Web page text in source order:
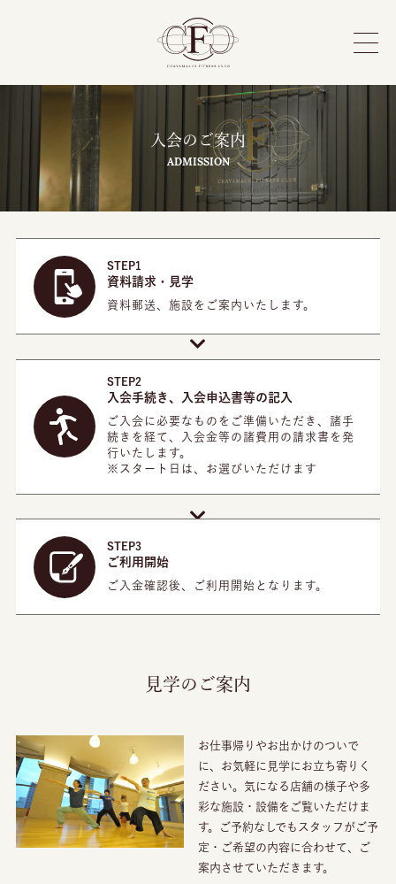
ちゃやまちフィットネスとは
施設紹介
プログラム
入会のご案内
見学予約
入会のご案内
ADMISSION
STEP1
資料請求・見学
資料郵送、施設をご案内いたします。
STEP2
入会手続き、 入会申込書等の記入
ご入会に必要なものをご準備いただき、諸手
続きを経て、入会金等の諸費用の請求書を発
行いたします。
※スタート日は、お選びいただけます
STEP3
ご利用開始
ご入金確認後、ご利用開始となります。
見学のご案内
お仕事帰りやお出かけのついで
に、お気軽に見学にお立ち寄りく
ださい。気になる店舗の様子や多
彩な施設・設備をご覧いただけま
す。ご予約なしでもスタッフがご予
定・ご希望の内容に合わせて、ご
案内させていただきます。